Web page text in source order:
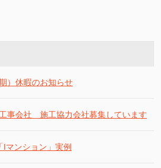
）休暇のお知らせ
事会社 施工協力会社募集しています
ンション」実例